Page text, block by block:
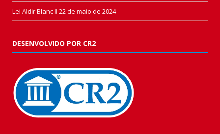
Lei Aldir Blanc II 22 de maio de 2024
DESENVOLVIDO POR CR2